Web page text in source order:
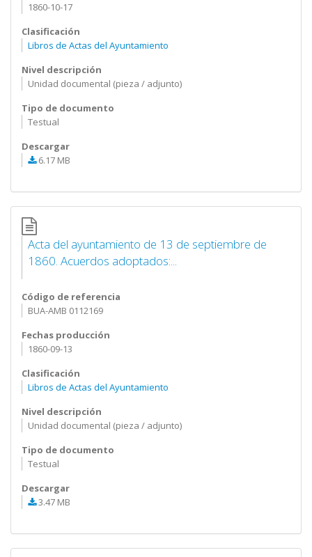
1860-10-17
Clasificación
Libros de Actas del Ayuntamiento
Nivel descripción
Unidad documental (pieza / adjunto)
Tipo de documento
Testual
Descargar
6.17 MB
Acta del ayuntamiento de 13 de septiembre de
1860. Acuerdos adoptados:...
Código de referencia
BUA-AMB 0112169
Fechas producción
1860-09-13
Clasificación
Libros de Actas del Ayuntamiento
Nivel descripción
Unidad documental (pieza / adjunto)
Tipo de documento
Testual
Descargar
3.47 MB